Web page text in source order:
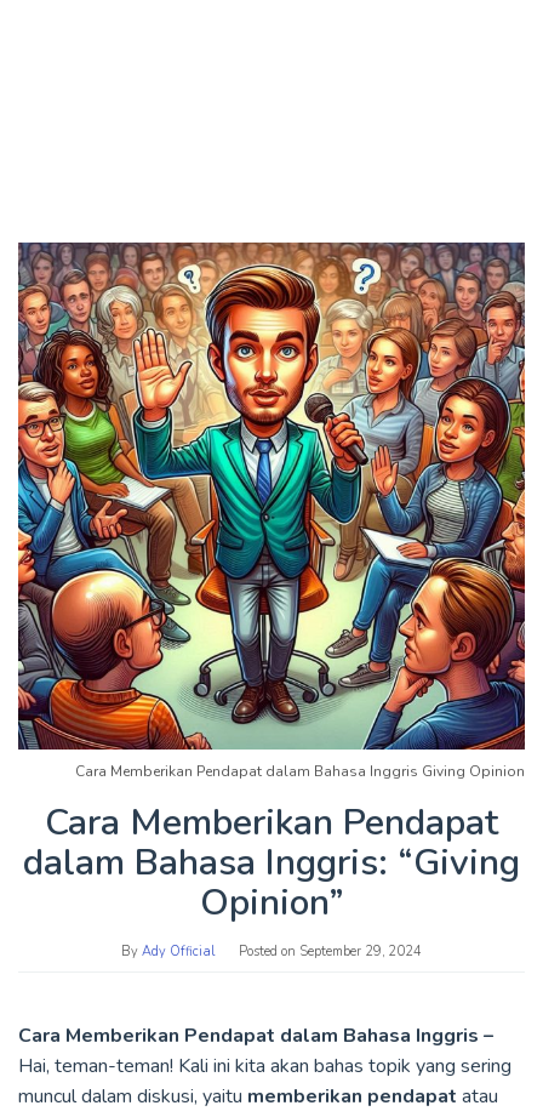
Cara Memberikan Pendapat dalam Bahasa Inggris Giving Opinion
Cara Memberikan Pendapat
dalam Bahasa Inggris: “Giving
Opinion”
By Ady Official Posted on September 29, 2024
Cara Memberikan Pendapat dalam Bahasa Inggris –
Hai, teman-teman! Kali ini kita akan bahas topik yang sering
muncul dalam diskusi, yaitu memberikan pendapat atau